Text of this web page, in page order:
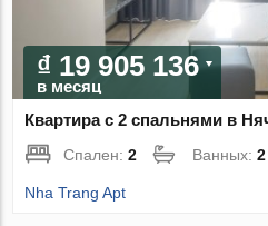
₫ 19 905 136
в месяц
Квартира с 2 спальнями в
Спален:2 Ванных:2
Nha Trang Apt